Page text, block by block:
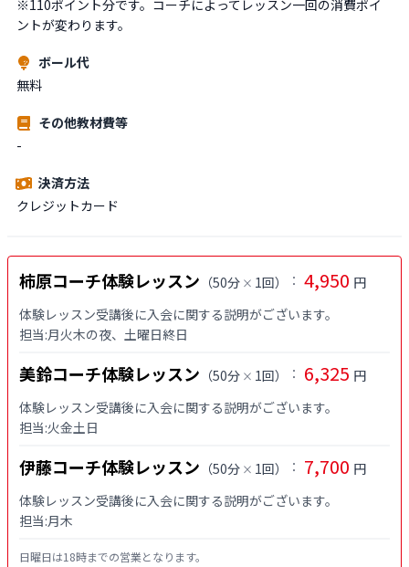
※110ポイント分です。コーチによってレッスン一回の消費ポイ
ントが変わります。
ボール代
無料
その他教材費等
-
決済方法
クレジットカード
柿原コーチ体験レッスン （50分 × 1回） ： 4,950 円
体験レッスン受講後に入会に関する説明がございます。
担当:月火木の夜、土曜日終日
美鈴コーチ体験レッスン （50分 × 1回） ： 6,325 円
体験レッスン受講後に入会に関する説明がございます。
伊藤コーチ体験レッスン （50分 × 1回） ： 7,700 円
体験レッスン受講後に入会に関する説明がございます。
日曜日は18時までの営業となります。